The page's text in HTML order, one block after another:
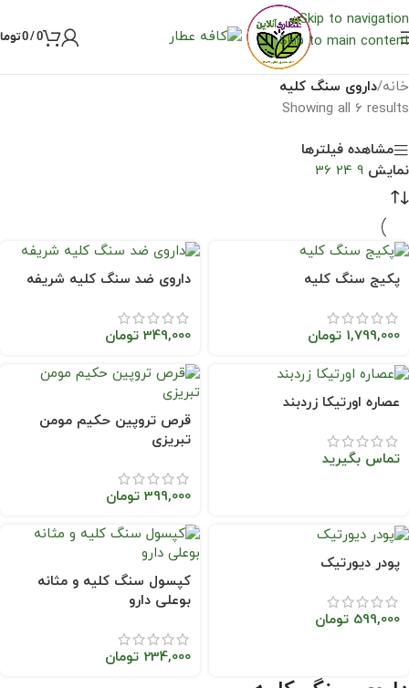
Skip to navigation
Skip to main content
0
/
0
خانه/داروی سنگ کلیه
Showing all 6 results
مشاهده فیلترها
نمایش 9
24
36
پکیج سنگ کلیه
1,799,000 تومان
داروی ضد سنگ کلیه شریفه
349,000 تومان
عصاره اورتیکا زردبند
تماس بگیرید
قرص تروپین حکیم مومن
تبریزی
399,000 تومان
پودر دیورتیک
599,000 تومان
کپسول سنگ کلیه و مثانه
بوعلی دارو
234,000 تومان